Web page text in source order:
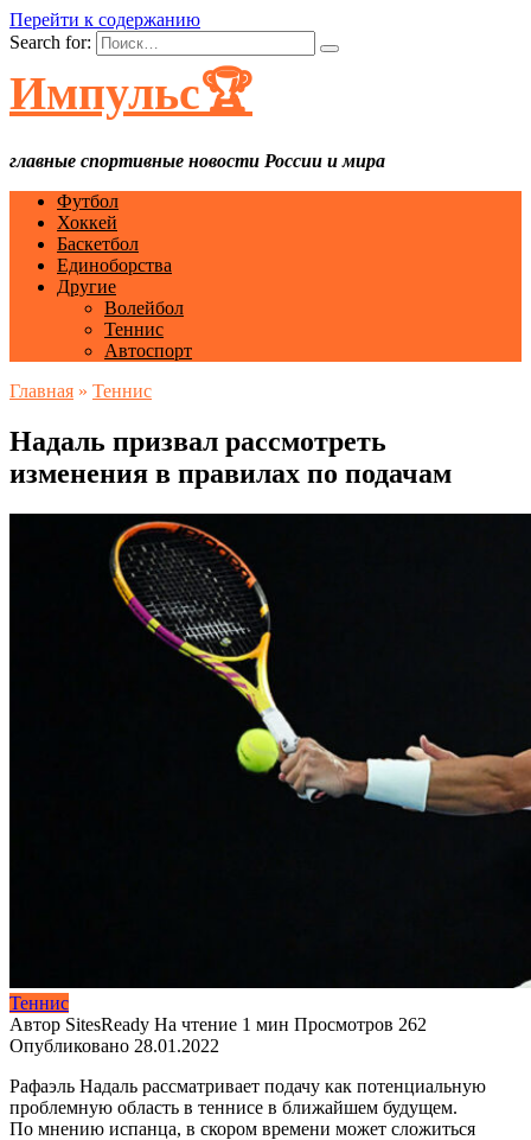
Перейти к содержанию
Search for:
Импульс🏆
главные спортивные новости России и мира
Футбол
Хоккей
Баскетбол
Единоборства
Другие
Волейбол
Теннис
Автоспорт
Главная » Теннис
Надаль призвал рассмотреть
изменения в правилах по подачам
Теннис
Автор SitesReady На чтение 1 мин Просмотров 262
Опубликовано 28.01.2022
Рафаэль Надаль рассматривает подачу как потенциальную
проблемную область в теннисе в ближайшем будущем.
По мнению испанца, в скором времени может сложиться